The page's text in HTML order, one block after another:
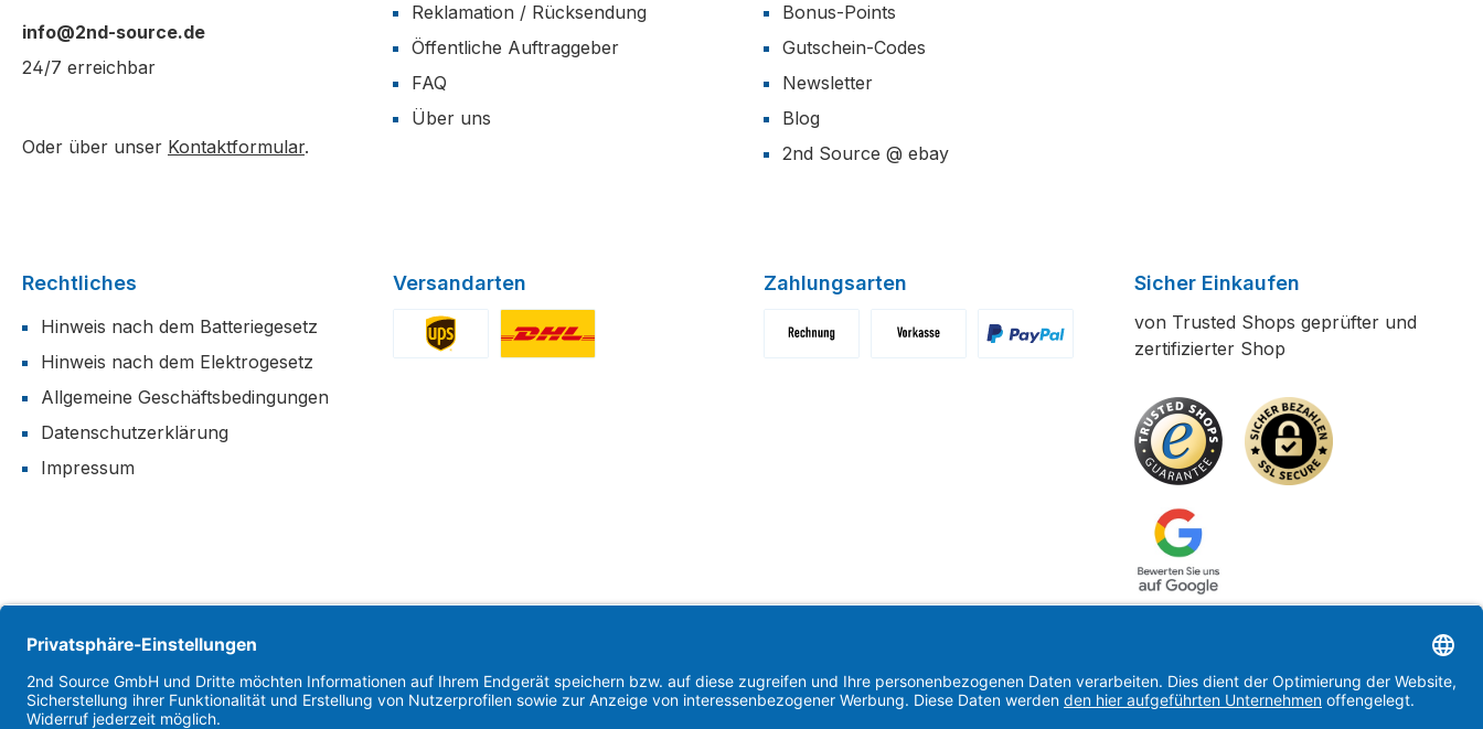
info@2nd-source.de
24/7 erreichbar
Oder über unser Kontaktformular.
Reklamation / Rücksendung
Öffentliche Auftraggeber
FAQ
Über uns
Bonus-Points
Gutschein-Codes
Newsletter
Blog
2nd Source @ ebay
Rechtliches
Hinweis nach dem Batteriegesetz
Hinweis nach dem Elektrogesetz
Allgemeine Geschäftsbedingungen
Datenschutzerklärung
Impressum
Versandarten Zahlungsarten Sicher Einkaufen
von Trusted Shops geprüfter und
zertifizierter Shop